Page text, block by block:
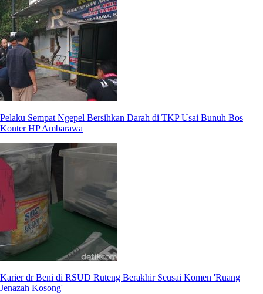
Pelaku Sempat Ngepel Bersihkan Darah di TKP Usai Bunuh Bos
Konter HP Ambarawa
Karier dr Beni di RSUD Ruteng Berakhir Seusai Komen 'Ruang
Jenazah Kosong'